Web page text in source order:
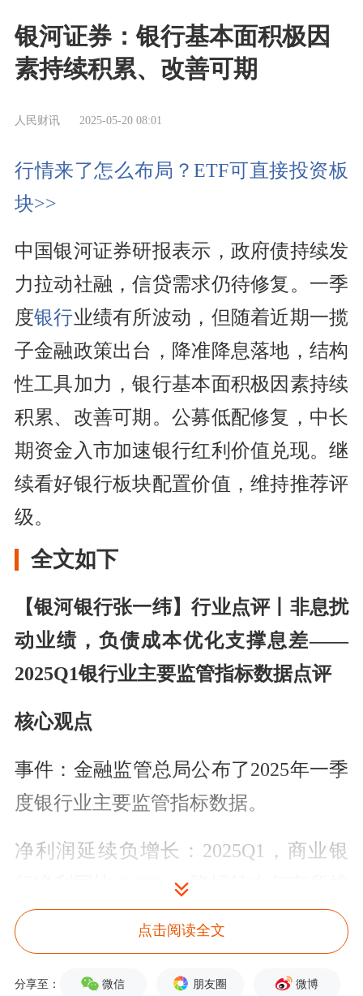
银河证券：银行基本面积极因
素持续积累、改善可期
人民财讯 2025-05-20 08:01
行情来了怎么布局？ETF可直接投资板
块>>
中国银河证券研报表示，政府债持续发
力拉动社融，信贷需求仍待修复。一季
度银行业绩有所波动，但随着近期一揽
子金融政策出台，降准降息落地，结构
性工具加力，银行基本面积极因素持续
积累、改善可期。公募低配修复，中长
期资金入市加速银行红利价值兑现。继
续看好银行板块配置价值，维持推荐评
级。
全文如下
【银河银行张一纬】行业点评丨非息扰
动业绩，负债成本优化支撑息差——
2025Q1银行业主要监管指标数据点评
核心观点
事件：金融监管总局公布了2025年一季
度银行业主要监管指标数据。
净利润延续负增长：2025Q1，商业银
行净利同比-2.32%，降幅较去年有所扩
大。不同银行表现分化延续，其中，国
有行净利润增速回正，同比+0.08%；股
份行、城商行、农商行净利润均为负增
点击阅读全文
分享至： 微信 朋友圈 微博